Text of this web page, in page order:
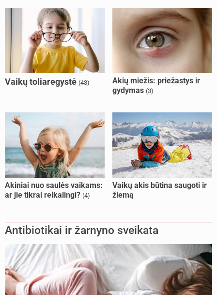
Vaikų toliaregystė (43)
Akių miežis: priežastys ir
gydymas (3)
Akiniai nuo saulės vaikams:
ar jie tikrai reikalingi? (4)
Vaikų akis būtina saugoti ir
žiemą
Antibiotikai ir žarnyno sveikata